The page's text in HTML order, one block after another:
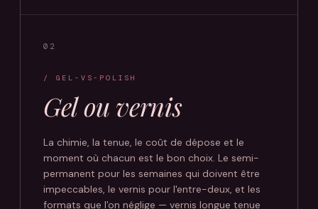
02
/ GEL-VS-POLISH
Gel ou vernis
La chimie, la tenue, le coût de dépose et le
moment où chacun est le bon choix. Le semi-
permanent pour les semaines qui doivent être
impeccables, le vernis pour l'entre-deux, et les
formats que l'on néglige — vernis longue tenue